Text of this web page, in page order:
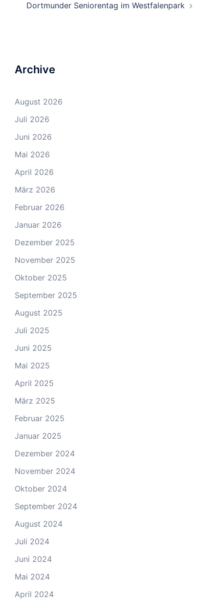
Dortmunder Seniorentag im Westfalenpark
Archive
August 2026
Juli 2026
Juni 2026
Mai 2026
April 2026
März 2026
Februar 2026
Januar 2026
Dezember 2025
November 2025
Oktober 2025
September 2025
August 2025
Juli 2025
Juni 2025
Mai 2025
April 2025
März 2025
Februar 2025
Januar 2025
Dezember 2024
November 2024
Oktober 2024
September 2024
August 2024
Juli 2024
Juni 2024
Mai 2024
April 2024